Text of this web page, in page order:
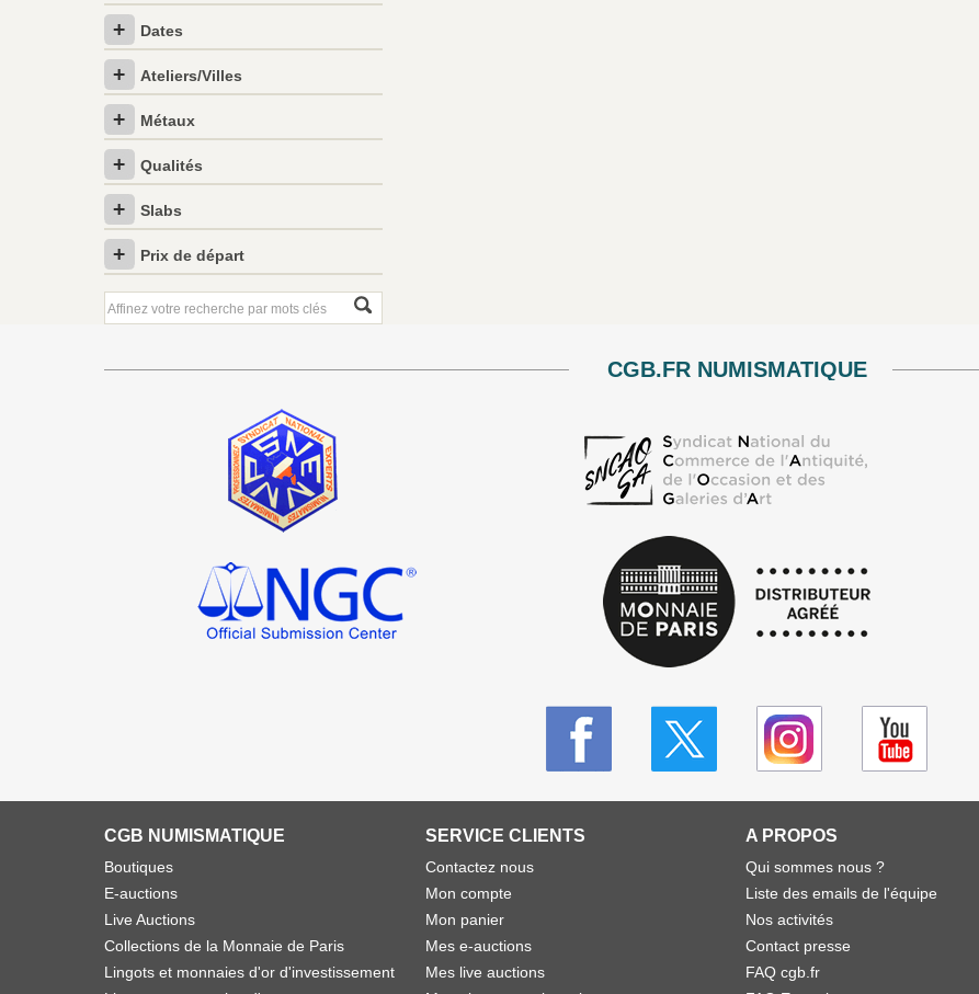
Dates
Ateliers/Villes
Métaux
Qualités
Slabs
Prix de départ
CGB.FR NUMISMATIQUE
CGB NUMISMATIQUE
Boutiques
E-auctions
Live Auctions
Collections de la Monnaie de Paris
Lingots et monnaies d'or d'investissement
SERVICE CLIENTS
Contactez nous
Mon compte
Mon panier
Mes e-auctions
Mes live auctions
A PROPOS
Qui sommes nous ?
Liste des emails de l'équipe
Nos activités
Contact presse
FAQ cgb.fr